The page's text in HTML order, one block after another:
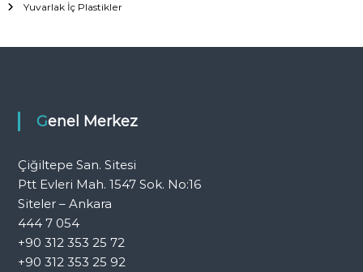
Yuvarlak İç Plastikler
Genel Merkez
Çiğiltepe San. Sitesi
Ptt Evleri Mah. 1547 Sok. No:16
Siteler – Ankara
444 7 054
+90 312 353 25 72
+90 312 353 25 92